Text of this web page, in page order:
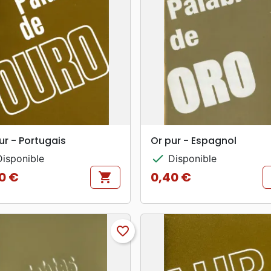
search APERÇU RAPIDE
- Portugais
€ shopping_cart
search APERÇU RAPIDE
Or pur - Espagnol
check Disponible
Prix
0,40 €
favorite_border